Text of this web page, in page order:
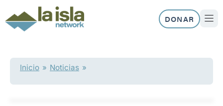
al
contenido
DONAR
Inicio » Noticias »